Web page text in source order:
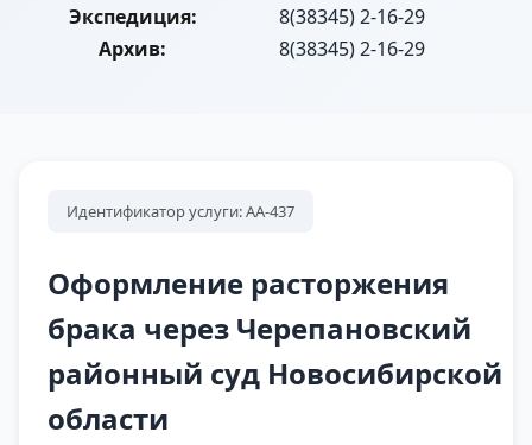
Экспедиция:
8(38345) 2-16-29
Архив:
8(38345) 2-16-29
Идентификатор услуги: АА-437
Оформление расторжения
брака через Черепановский
районный суд Новосибирской
области